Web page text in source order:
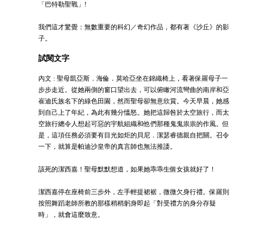
「巴特勒聖戰」!
我們這才驚覺：無數重要的科幻／奇幻作品，都有著《沙丘》的影
子。
試閱文字
內文 : 聖母凱亞斯．海倫．莫哈亞坐在錦織椅上，看著保羅母子一
步步走近。從她兩側的窗口望出去，可以俯瞰河流彎曲的南岸和亞
崔迪氏族名下的綠色田園，然而聖母卻無意欣賞。今天早晨，她感
到自己上了年紀，為此有幾分慍怒。她把這歸咎於太空旅行，而太
空旅行總令人想起可惡的宇航組織和他們那種鬼鬼祟祟的作風。但
是，這項任務必須要有目光如炬的貝尼．潔瑟睿德親自把關。召令
一下，就算是帕迪沙皇帝的真言師也無法推諉。
該死的潔西嘉！聖母默默想道，如果她乖乖生個女孩就好了！
潔西嘉停在座椅前三步外，左手輕提裙裾，微微欠身行禮。保羅則
按照舞蹈老師所教的那樣稍稍躬身即起「對受禮方的身分存疑
時」，就會這麼致意。